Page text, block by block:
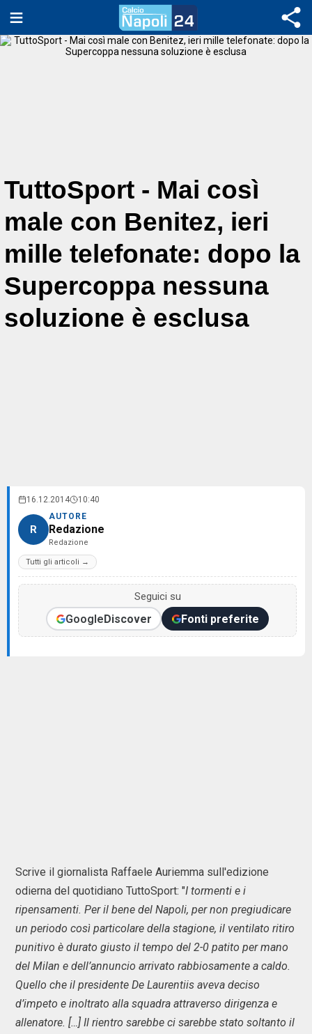
TuttoSport - Mai così
male con Benitez, ieri
mille telefonate: dopo la
Supercoppa nessuna
soluzione è esclusa
16.12.2014 10:40
R
AUTORE
Redazione
Redazione
Tutti gli articoli →
Seguici su
GoogleDiscover Fonti preferite
Scrive il giornalista Raffaele Auriemma sull'edizione
odierna del quotidiano TuttoSport: "I tormenti e i
ripensamenti. Per il bene del Napoli, per non pregiudicare
un periodo così particolare della stagione, il ventilato ritiro
punitivo è durato giusto il tempo del 2-0 patito per mano
del Milan e dell’annuncio arrivato rabbiosamente a caldo.
Quello che il presidente De Laurentiis aveva deciso
d’impeto e inoltrato alla squadra attraverso dirigenza e
allenatore. […] Il rientro sarebbe ci sarebbe stato soltanto il